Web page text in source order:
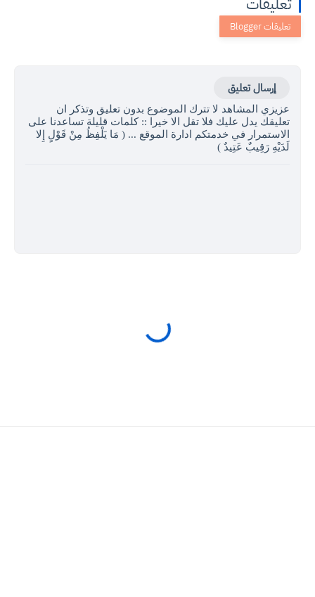
إرسال تعليق
عزيزي المشاهد لا تترك الموضوع بدون تعليق وتذكر ان
تعليقك يدل عليك فلا تقل الا خيرا :: كلمات قليلة تساعدنا على
الاستمرار في خدمتكم ادارة الموقع ... ( مَا يَلْفِظُ مِنْ قَوْلٍ إِلا
لَدَيْهِ رَقِيبٌ عَتِيدٌ )